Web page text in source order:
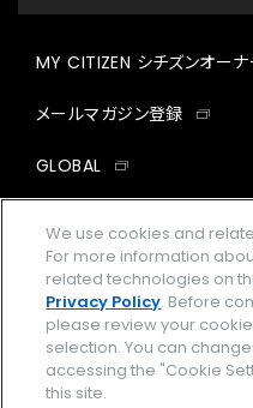
MY CITIZEN シチズンオーナ
メールマガジン登録
GLOBAL
企業情報
プライバシーポリシ
We use cookies and
For more information
related technologies on
Privacy Policy. Before
please review your
selection. You can
accessing the "Cookie
this site.